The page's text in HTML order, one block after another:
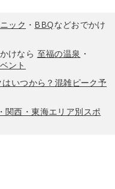
ック ・ BBQなどおでかけ
けなら 至福の温泉 ・
ント
いつから？混雑ピーク予
関西・東海エリア別スポ